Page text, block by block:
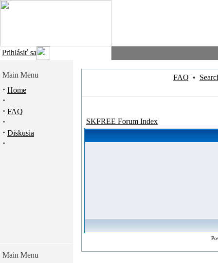
Prihlásiť sa
Main Menu
· Home
·
· FAQ
·
· Diskusia
·
Main Menu
FAQ •
SKFREE Forum Index